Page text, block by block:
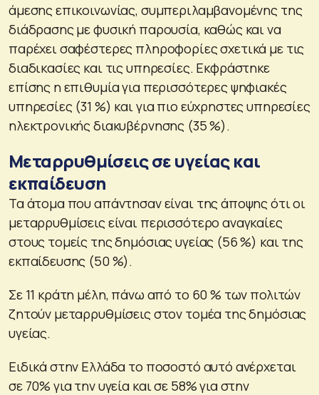
άμεσης επικοινωνίας, συμπεριλαμβανομένης της
διάδρασης με φυσική παρουσία, καθώς και να
παρέχει σαφέστερες πληροφορίες σχετικά με τις
διαδικασίες και τις υπηρεσίες. Εκφράστηκε
επίσης η επιθυμία για περισσότερες ψηφιακές
υπηρεσίες (31 %) και για πιο εύχρηστες υπηρεσίες
ηλεκτρονικής διακυβέρνησης (35 %).
Μεταρρυθμίσεις σε υγείας και
εκπαίδευση
Τα άτομα που απάντησαν είναι της άποψης ότι οι
μεταρρυθμίσεις είναι περισσότερο αναγκαίες
στους τομείς της δημόσιας υγείας (56 %) και της
εκπαίδευσης (50 %).
Σε 11 κράτη μέλη, πάνω από το 60 % των πολιτών
ζητούν μεταρρυθμίσεις στον τομέα της δημόσιας
υγείας.
Ειδικά στην Ελλάδα το ποσοστό αυτό ανέρχεται
σε 70% για την υγεία και σε 58% για στην